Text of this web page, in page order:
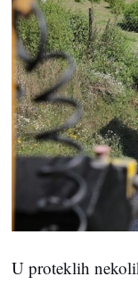
U proteklih